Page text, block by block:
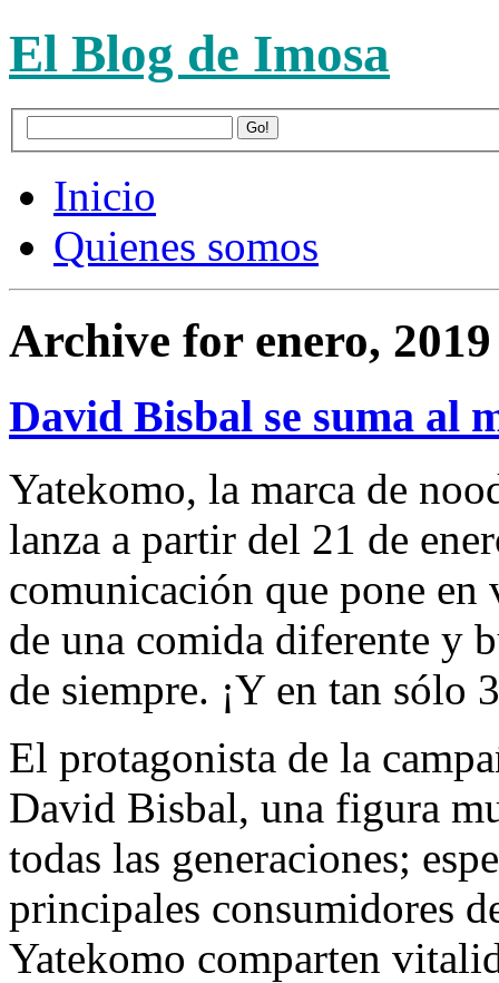
El Blog de Imosa
Inicio
Quienes somos
Archive for enero, 2019
David Bisbal se suma al
Yatekomo, la marca de
lanza a partir del 21 de
comunicación que pone
de una comida diferente y
de siempre. ¡Y en tan sólo
El protagonista de la
David Bisbal, una figura
todas las generaciones;
principales consumidores
Yatekomo comparten